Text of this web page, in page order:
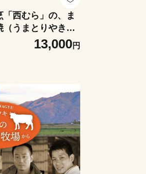
「西むら」の、ま
うまとりやき）
産）1kg（200g×5
ック 味付け 西京
13,000円